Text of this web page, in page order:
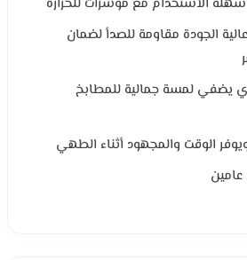
الاستخدام مع مؤشرات للحرارة
الجودة مقاومة للصدأ لضمان
يضفي لمسة جمالية للمطابخ
الوقت والمجهود أثناء الطهي